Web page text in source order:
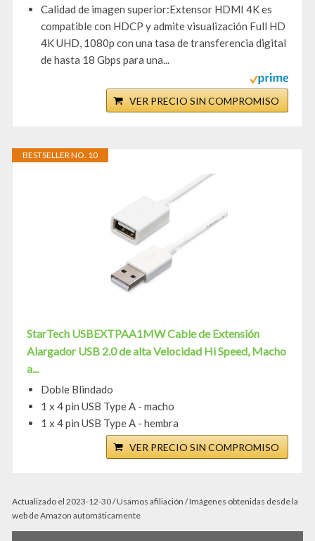
Calidad de imagen superior:Extensor HDMI 4K es
compatible con HDCP y admite visualización Full HD
4K UHD, 1080p con una tasa de transferencia digital
de hasta 18 Gbps para una...
VER PRECIO SIN COMPROMISO
BESTSELLER NO. 10
StarTech USBEXTPAA1MW Cable de Extensión
Alargador USB 2.0 de alta Velocidad Hi Speed, Macho
a...
Doble Blindado
1 x 4 pin USB Type A - macho
1 x 4 pin USB Type A - hembra
VER PRECIO SIN COMPROMISO
Actualizado el 2023-12-30 / Usamos afiliación / Imágenes obtenidas desde la
web de Amazon automáticamente